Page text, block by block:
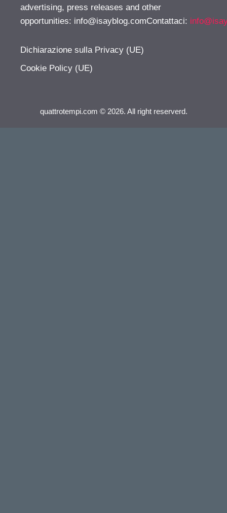
advertising, press releases and other
opportunities: info@isayblog.comContattaci:
Dichiarazione sulla Privacy (UE)
Cookie Policy (UE)
quattrotempi.com © 2026. All right reserverd.